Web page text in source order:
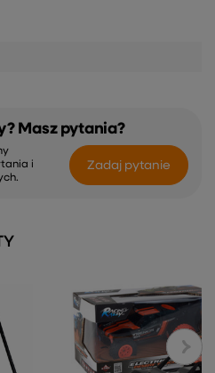
Masz pytania?
i
Zadaj pytanie